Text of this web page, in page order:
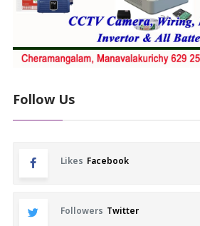
Follow Us
Likes Facebook
Followers Twitter